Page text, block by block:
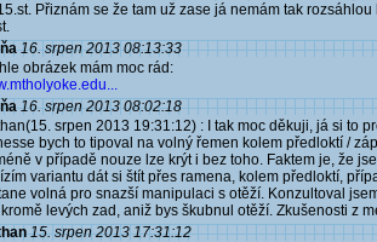
Přiznám se že tam už zase já nemám tak
16. srpen 2013 08:13:33
obrázek mám moc rád:
16. srpen 2013 08:02:18
srpen 2013 19:31:12) : I tak moc děkuji, já si to
bych to tipoval na volný řemen kolem předloktí /
v případě nouze lze krýt i bez toho. Faktem je, že
variantu dát si štít přes ramena, kolem předloktí,
volná pro snazší manipulaci s otěží. Konzultoval
levých zad, aniž bys škubnul otěží. Zkušenosti z
15. srpen 2013 17:31:12